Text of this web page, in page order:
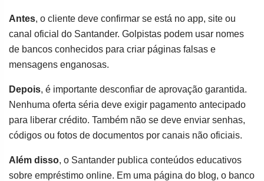
Antes, o cliente deve confirmar se está no app, site ou
canal oficial do Santander. Golpistas podem usar nomes
de bancos conhecidos para criar páginas falsas e
mensagens enganosas.
Depois, é importante desconfiar de aprovação garantida.
Nenhuma oferta séria deve exigir pagamento antecipado
para liberar crédito. Também não se deve enviar senhas,
códigos ou fotos de documentos por canais não oficiais.
Além disso, o Santander publica conteúdos educativos
sobre empréstimo online. Em uma página do blog, o banco